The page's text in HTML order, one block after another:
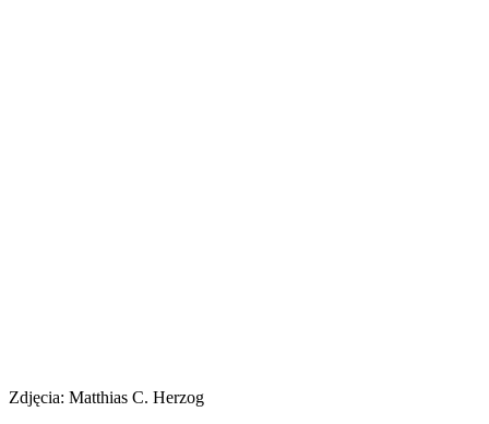
Zdjęcia: Matthias C. Herzog